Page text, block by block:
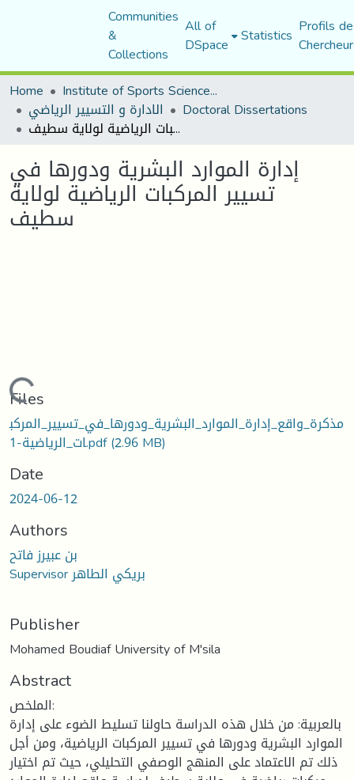
Communities
&
Collections
All of
DSpace Statistics Profils
Home
Institute of Sports Sciences and Techniques
الادارة و التسيير الرياضي Doctoral Dissertations
إدارة الموارد البشرية ودورها في تسيير المركبات الرياضية لولاية سطيف
إدارة الموارد البشرية ودورها في
تسيير المركبات الرياضية لولاية
سطيف
Files
مذكرة_واقع_إدارة_الموارد_البشرية_ودورها_في_تسيير_المركب
ات_الرياضية-1.pdf(2.96 MB)
Date
2024-06-12
Authors
بن عبيرز فاتح
Supervisor بريكي الطاهر
Publisher
Mohamed Boudiaf University of M'sila
Abstract
الملخص:
بالعربية: من خلال هذه الدراسة حاولنا تسليط الضوء على إدارة
الموارد البشرية ودورها في تسيير المركبات الرياضية، ومن أجل
ذلك تم الاعتماد على المنهج الوصفي التحليلي، حيث تم اختيار